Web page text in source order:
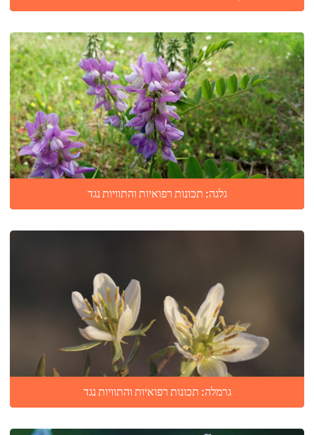
גלגה: תכונות רפואיות והתוויות נגד
גרמלה: תכונות רפואיות והתוויות נגד